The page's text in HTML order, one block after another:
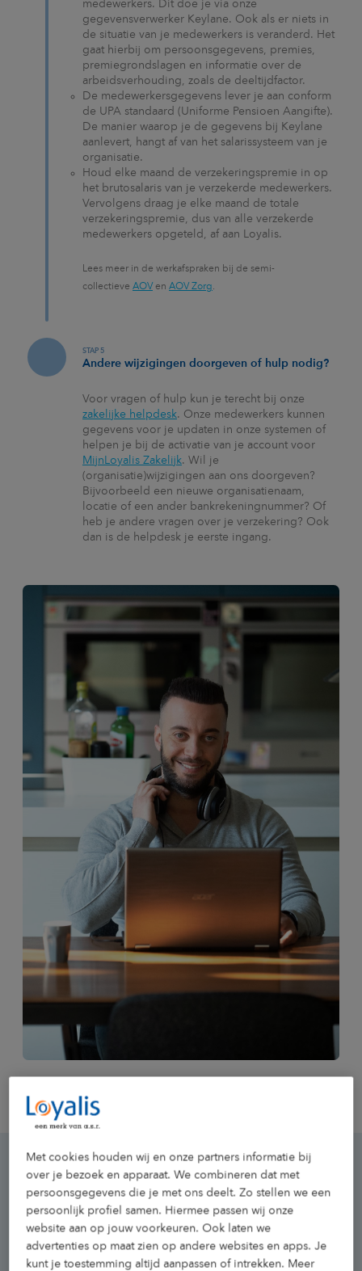
medewerkers. Dit doe je via onze
gegevensverwerker Keylane. Ook als er niets in
de situatie van je medewerkers is veranderd. Het
gaat hierbij om persoonsgegevens, premies,
premiegrondslagen en informatie over de
arbeidsverhouding, zoals de deeltijdfactor.
De medewerkersgegevens lever je aan conform
de UPA standaard (Uniforme Pensioen Aangifte).
De manier waarop je de gegevens bij Keylane
aanlevert, hangt af van het salarissysteem van je
organisatie.
Houd elke maand de verzekeringspremie in op
het brutosalaris van je verzekerde medewerkers.
Vervolgens draag je elke maand de totale
verzekeringspremie, dus van alle verzekerde
medewerkers opgeteld, af aan Loyalis.
Lees meer in de werkafspraken bij de semi-
collectieve AOV en AOV Zorg.
STAP 5
Andere wijzigingen doorgeven of hulp nodig?
Voor vragen of hulp kun je terecht bij onze
zakelijke helpdesk. Onze medewerkers kunnen
gegevens voor je updaten in onze systemen of
helpen je bij de activatie van je account voor
MijnLoyalis Zakelijk. Wil je
(organisatie)wijzigingen aan ons doorgeven?
Bijvoorbeeld een nieuwe organisatienaam,
locatie of een ander bankrekeningnummer? Of
heb je andere vragen over je verzekering? Ook
dan is de helpdesk je eerste ingang.
Salariskoppeling: meer
administratief gemak
Met cookies houden wij en onze partners informatie bij
over je bezoek en apparaat. We combineren dat met
persoonsgegevens die je met ons deelt. Zo stellen we een
persoonlijk profiel samen. Hiermee passen wij onze
website aan op jouw voorkeuren. Ook laten we
advertenties op maat zien op andere websites en apps. Je
kunt je toestemming altijd aanpassen of intrekken. Meer